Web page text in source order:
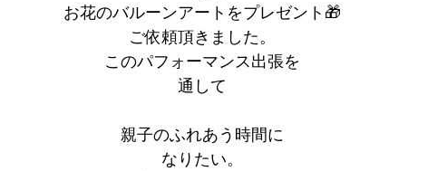
お花のバルーンアートをプレゼント🎁
ご依頼頂きました。
このパフォーマンス出張を
通して
親子のふれあう時間に
なりたい。